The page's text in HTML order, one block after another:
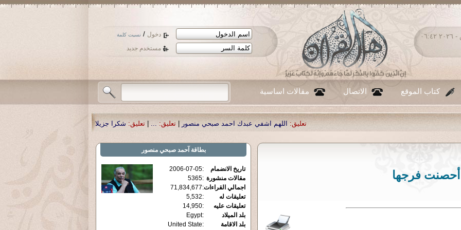
دخول / نسيت كلمة
مستخدم جديد
الجمعة ٠٧ - أغسطس - ٢٠٢٦ ٠٦:٤٢
كتاب الموقع الاتصال مقالات اساسية
اللهم اشفي عبدك احمد صبحي منصور تعليق: ...
| تعليق: شكرا جزيلا أستاذ حمد الحمد .أكرمكم الله .
أحصنت فرجها
بطاقة آحمد صبحي منصور
تاريخ الانضمام :
2006-07-05
مقالات منشورة :
5365
اجمالي القراءات:
71,834,677
تعليقات له
:
5,532
تعليقات عليه
:
14,950
بلد الميلاد
:
Egypt
بلد الاقامة
:
United State